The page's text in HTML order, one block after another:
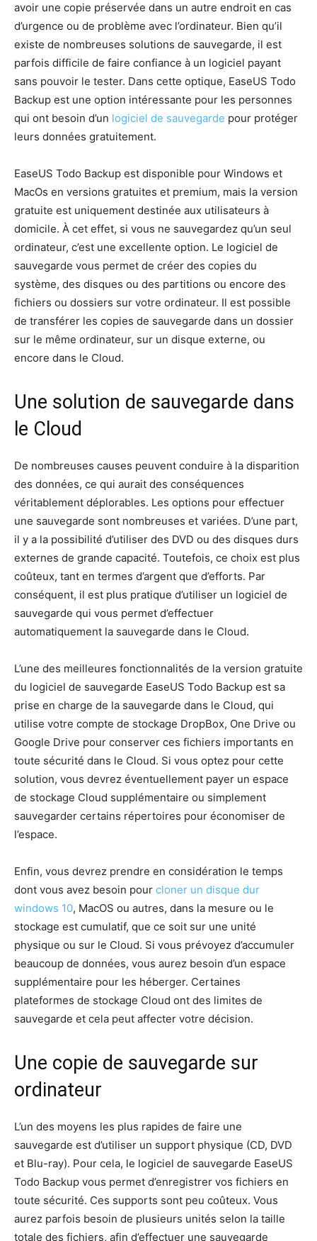
avoir une copie préservée dans un autre endroit en cas
d’urgence ou de problème avec l’ordinateur. Bien qu’il
existe de nombreuses solutions de sauvegarde, il est
parfois difficile de faire confiance à un logiciel payant
sans pouvoir le tester. Dans cette optique, EaseUS Todo
Backup est une option intéressante pour les personnes
qui ont besoin d’un logiciel de sauvegarde pour protéger
leurs données gratuitement.
EaseUS Todo Backup est disponible pour Windows et
MacOs en versions gratuites et premium, mais la version
gratuite est uniquement destinée aux utilisateurs à
domicile. À cet effet, si vous ne sauvegardez qu’un seul
ordinateur, c’est une excellente option. Le logiciel de
sauvegarde vous permet de créer des copies du
système, des disques ou des partitions ou encore des
fichiers ou dossiers sur votre ordinateur. Il est possible
de transférer les copies de sauvegarde dans un dossier
sur le même ordinateur, sur un disque externe, ou
encore dans le Cloud.
Une solution de sauvegarde dans
le Cloud
De nombreuses causes peuvent conduire à la disparition
des données, ce qui aurait des conséquences
véritablement déplorables. Les options pour effectuer
une sauvegarde sont nombreuses et variées. D’une part,
il y a la possibilité d’utiliser des DVD ou des disques durs
externes de grande capacité. Toutefois, ce choix est plus
coûteux, tant en termes d’argent que d’efforts. Par
conséquent, il est plus pratique d’utiliser un logiciel de
sauvegarde qui vous permet d’effectuer
automatiquement la sauvegarde dans le Cloud.
L’une des meilleures fonctionnalités de la version gratuite
du logiciel de sauvegarde EaseUS Todo Backup est sa
prise en charge de la sauvegarde dans le Cloud, qui
utilise votre compte de stockage DropBox, One Drive ou
Google Drive pour conserver ces fichiers importants en
toute sécurité dans le Cloud. Si vous optez pour cette
solution, vous devrez éventuellement payer un espace
de stockage Cloud supplémentaire ou simplement
sauvegarder certains répertoires pour économiser de
l’espace.
Enfin, vous devrez prendre en considération le temps
dont vous avez besoin pour cloner un disque dur
windows 10, MacOS ou autres, dans la mesure ou le
stockage est cumulatif, que ce soit sur une unité
physique ou sur le Cloud. Si vous prévoyez d’accumuler
beaucoup de données, vous aurez besoin d’un espace
supplémentaire pour les héberger. Certaines
plateformes de stockage Cloud ont des limites de
sauvegarde et cela peut affecter votre décision.
Une copie de sauvegarde sur
ordinateur
L’un des moyens les plus rapides de faire une
sauvegarde est d’utiliser un support physique (CD, DVD
et Blu-ray). Pour cela, le logiciel de sauvegarde EaseUS
Todo Backup vous permet d’enregistrer vos fichiers en
toute sécurité. Ces supports sont peu coûteux. Vous
aurez parfois besoin de plusieurs unités selon la taille
totale des fichiers, afin d’effectuer une sauvegarde